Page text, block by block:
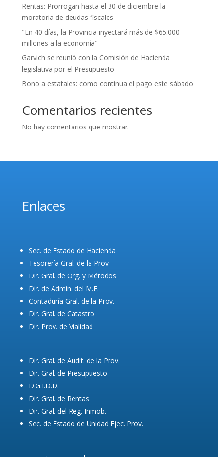
Rentas: Prorrogan hasta el 30 de diciembre la
moratoria de deudas fiscales
"En 40 días, la Provincia inyectará más de $65.000
millones a la economía"
Garvich se reunió con la Comisión de Hacienda
legislativa por el Presupuesto
Bono a estatales: como continua el pago este sábado
Comentarios recientes
No hay comentarios que mostrar.
Enlaces
Sec. de Estado de Hacienda
Tesorería Gral. de la Prov.
Dir. Gral. de Org. y Métodos
Dir. de Admin. del M.E.
Contaduría Gral. de la Prov.
Dir. Gral. de Catastro
Dir. Prov. de Vialidad
Dir. Gral. de Audit. de la Prov.
Dir. Gral. de Presupuesto
D.G.I.D.D.
Dir. Gral. de Rentas
Dir. Gral. del Reg. Inmob.
Sec. de Estado de Unidad Ejec. Prov.